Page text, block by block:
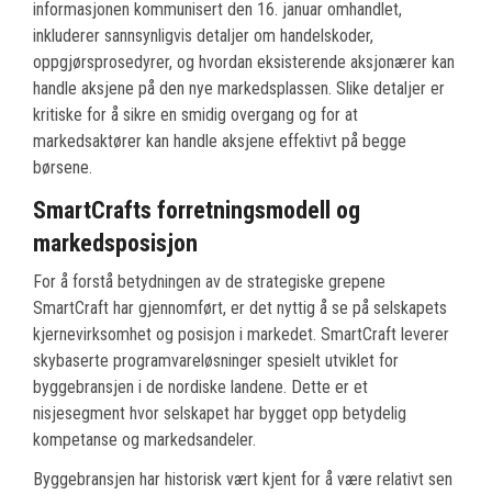
informasjonen kommunisert den 16. januar omhandlet,
inkluderer sannsynligvis detaljer om handelskoder,
oppgjørsprosedyrer, og hvordan eksisterende aksjonærer kan
handle aksjene på den nye markedsplassen. Slike detaljer er
kritiske for å sikre en smidig overgang og for at
markedsaktører kan handle aksjene effektivt på begge
børsene.
SmartCrafts forretningsmodell og
markedsposisjon
For å forstå betydningen av de strategiske grepene
SmartCraft har gjennomført, er det nyttig å se på selskapets
kjernevirksomhet og posisjon i markedet. SmartCraft leverer
skybaserte programvareløsninger spesielt utviklet for
byggebransjen i de nordiske landene. Dette er et
nisjesegment hvor selskapet har bygget opp betydelig
kompetanse og markedsandeler.
Byggebransjen har historisk vært kjent for å være relativt sen